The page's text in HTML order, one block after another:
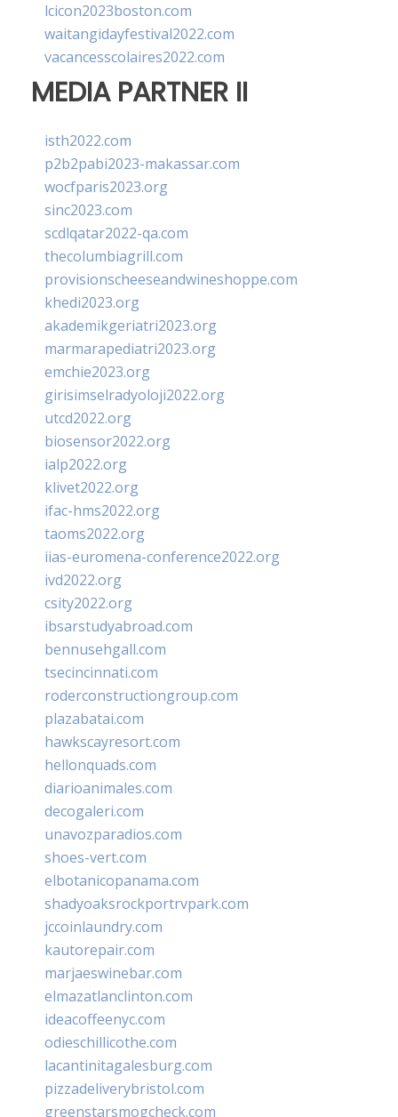
lcicon2023boston.com
waitangidayfestival2022.com
vacancesscolaires2022.com
MEDIA PARTNER II
isth2022.com
p2b2pabi2023-makassar.com
wocfparis2023.org
sinc2023.com
scdlqatar2022-qa.com
thecolumbiagrill.com
provisionscheeseandwineshoppe.com
khedi2023.org
akademikgeriatri2023.org
marmarapediatri2023.org
emchie2023.org
girisimselradyoloji2022.org
utcd2022.org
biosensor2022.org
ialp2022.org
klivet2022.org
ifac-hms2022.org
taoms2022.org
iias-euromena-conference2022.org
ivd2022.org
csity2022.org
ibsarstudyabroad.com
bennusehgall.com
tsecincinnati.com
roderconstructiongroup.com
plazabatai.com
hawkscayresort.com
hellonquads.com
diarioanimales.com
decogaleri.com
unavozparadios.com
shoes-vert.com
elbotanicopanama.com
shadyoaksrockportrvpark.com
jccoinlaundry.com
kautorepair.com
marjaeswinebar.com
elmazatlanclinton.com
ideacoffeenyc.com
odieschillicothe.com
lacantinitagalesburg.com
pizzadeliverybristol.com
greenstarsmogcheck.com